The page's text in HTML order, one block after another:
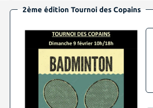
2ème édition Tournoi des Copains